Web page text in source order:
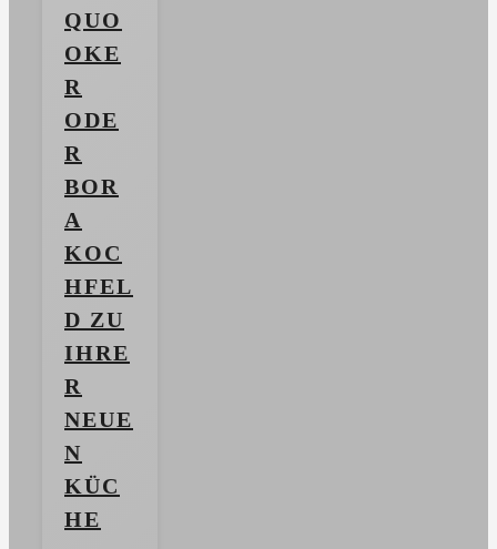
QUO
OKE
R
ODE
R
BOR
A
KOC
HFEL
D ZU
IHRE
R
NEUE
N
KÜC
HE